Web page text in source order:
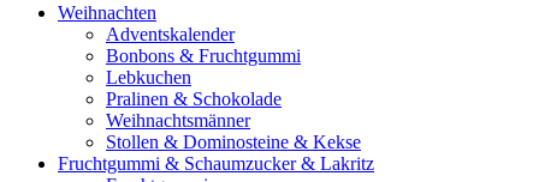
Weihnachten
Adventskalender
Bonbons & Fruchtgummi
Lebkuchen
Pralinen & Schokolade
Weihnachtsmänner
Stollen & Dominosteine & Kekse
Fruchtgummi & Schaumzucker & Lakritz